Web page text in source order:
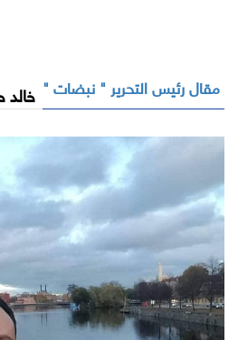
مقال رئيس التحرير " نبضات "